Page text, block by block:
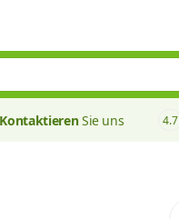
KontaktierenSie uns 4.7